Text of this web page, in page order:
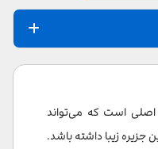
بهمن)
اواسط فروردین)
است که می‌تواند
جزیره زیبا داشته باشد.